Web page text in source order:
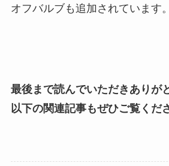
オフバルブも追加されています。
最後まで読んでいただきありが
以下の関連記事もぜひご覧くだ